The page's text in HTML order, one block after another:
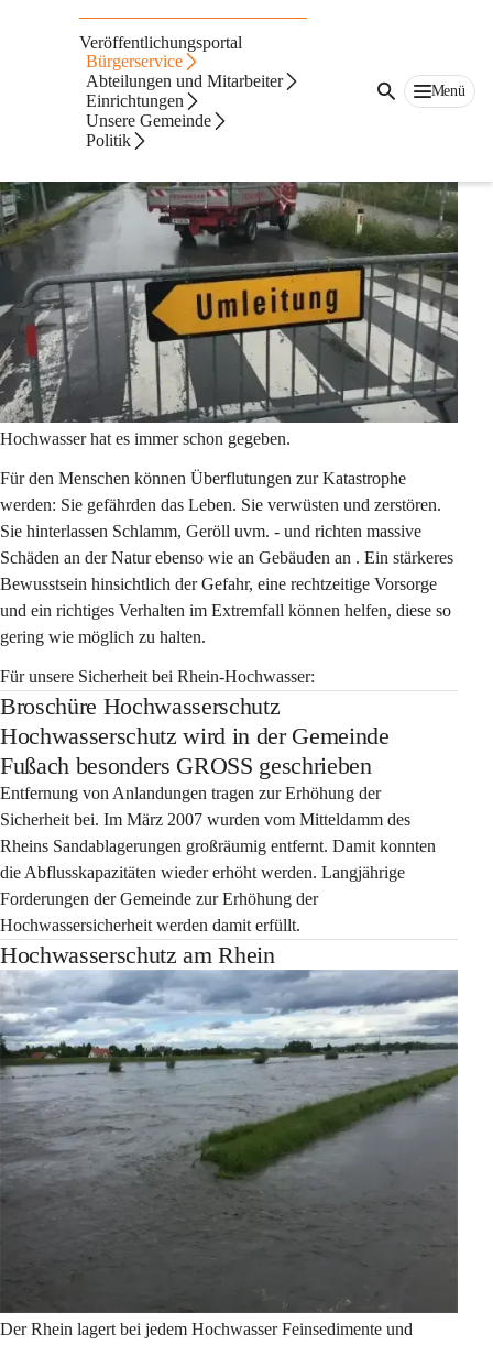
Veröffentlichungsportal
Bürgerservice
Abteilungen und Mitarbeiter
Einrichtungen
Unsere Gemeinde
Politik
Menü
Hochwasserschutz
Hochwasser
Hochwasser hat es immer schon gegeben.
Für den Menschen können Überflutungen zur Katastrophe
werden: Sie gefährden das Leben. Sie verwüsten und zerstören.
Sie hinterlassen Schlamm, Geröll uvm. - und richten massive
Schäden an der Natur ebenso wie an Gebäuden an . Ein stärkeres
Bewusstsein hinsichtlich der Gefahr, eine rechtzeitige Vorsorge
und ein richtiges Verhalten im Extremfall können helfen, diese so
gering wie möglich zu halten.
Für unsere Sicherheit bei Rhein-Hochwasser:
Broschüre Hochwasserschutz
Hochwasserschutz wird in der Gemeinde
Fußach besonders GROSS geschrieben
Entfernung von Anlandungen tragen zur Erhöhung der
Sicherheit bei. Im März 2007 wurden vom Mitteldamm des
Rheins Sandablagerungen großräumig entfernt. Damit konnten
die Abflusskapazitäten wieder erhöht werden. Langjährige
Forderungen der Gemeinde zur Erhöhung der
Hochwassersicherheit werden damit erfüllt.
Hochwasserschutz am Rhein
Der Rhein lagert bei jedem Hochwasser Feinsedimente und